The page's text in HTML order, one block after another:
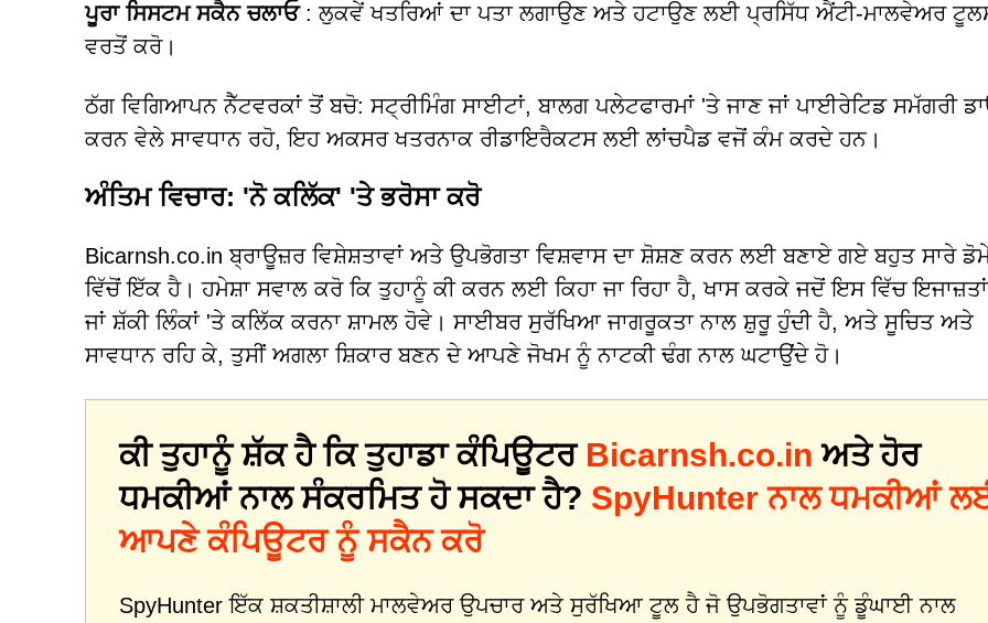
ਪੂਰਾ ਸਿਸਟਮ ਸਕੈਨ ਚਲਾਓ: ਲੁਕਵੇਂ ਖਤਰਿਆਂ ਦਾ ਪਤਾ ਲਗਾਉਣ ਅਤੇ ਹਟਾਉਣ ਲਈ ਪ੍ਰਸਿੱਧ ਐਂਟੀ-ਮਾਲਵੇਅਰ
ਵਰਤੋਂ ਕਰੋ।
ਠੱਗ ਵਿਗਿਆਪਨ ਨੈੱਟਵਰਕਾਂ ਤੋਂ ਬਚੋ: ਸਟ੍ਰੀਮਿੰਗ ਸਾਈਟਾਂ, ਬਾਲਗ ਪਲੇਟਫਾਰਮਾਂ 'ਤੇ ਜਾਣ ਜਾਂ ਪਾਈਰੇਟਿਡ ਸਮੱਗਰੀ
ਕਰਨ ਵੇਲੇ ਸਾਵਧਾਨ ਰਹੋ, ਇਹ ਅਕਸਰ ਖਤਰਨਾਕ ਰੀਡਾਇਰੈਕਟਸ ਲਈ ਲਾਂਚਪੈਡ ਵਜੋਂ ਕੰਮ ਕਰਦੇ ਹਨ।
ਅੰਤਿਮ ਵਿਚਾਰ: 'ਨੋ ਕਲਿੱਕ' 'ਤੇ ਭਰੋਸਾ ਕਰੋ
Bicarnsh.co.in ਬ੍ਰਾਊਜ਼ਰ ਵਿਸ਼ੇਸ਼ਤਾਵਾਂ ਅਤੇ ਉਪਭੋਗਤਾ ਵਿਸ਼ਵਾਸ ਦਾ ਸ਼ੋਸ਼ਣ ਕਰਨ ਲਈ ਬਣਾਏ ਗਏ ਬਹੁਤ ਸਾਰੇ
ਵਿੱਚੋਂ ਇੱਕ ਹੈ। ਹਮੇਸ਼ਾ ਸਵਾਲ ਕਰੋ ਕਿ ਤੁਹਾਨੂੰ ਕੀ ਕਰਨ ਲਈ ਕਿਹਾ ਜਾ ਰਿਹਾ ਹੈ, ਖਾਸ ਕਰਕੇ ਜਦੋਂ ਇਸ ਵਿੱਚ
ਜਾਂ ਸ਼ੱਕੀ ਲਿੰਕਾਂ 'ਤੇ ਕਲਿੱਕ ਕਰਨਾ ਸ਼ਾਮਲ ਹੋਵੇ। ਸਾਈਬਰ ਸੁਰੱਖਿਆ ਜਾਗਰੂਕਤਾ ਨਾਲ ਸ਼ੁਰੂ ਹੁੰਦੀ ਹੈ, ਅਤੇ ਸੂਚਿਤ ਅਤੇ
ਸਾਵਧਾਨ ਰਹਿ ਕੇ, ਤੁਸੀਂ ਅਗਲਾ ਸ਼ਿਕਾਰ ਬਣਨ ਦੇ ਆਪਣੇ ਜੋਖਮ ਨੂੰ ਨਾਟਕੀ ਢੰਗ ਨਾਲ ਘਟਾਉਂਦੇ ਹੋ।
ਕੀ ਤੁਹਾਨੂੰ ਸ਼ੱਕ ਹੈ ਕਿ ਤੁਹਾਡਾ ਕੰਪਿਊਟਰ Bicarnsh.co.in ਅਤੇ ਹੋਰ
ਧਮਕੀਆਂ ਨਾਲ ਸੰਕਰਮਿਤ ਹੋ ਸਕਦਾ ਹੈ? SpyHunter ਨਾਲ ਧਮਕੀਆਂ
ਆਪਣੇ ਕੰਪਿਊਟਰ ਨੂੰ ਸਕੈਨ ਕਰੋ
SpyHunter ਇੱਕ ਸ਼ਕਤੀਸ਼ਾਲੀ ਮਾਲਵੇਅਰ ਉਪਚਾਰ ਅਤੇ ਸੁਰੱਖਿਆ ਟੂਲ ਹੈ ਜੋ ਉਪਭੋਗਤਾਵਾਂ ਨੂੰ ਡੂੰਘਾਈ ਨਾਲ